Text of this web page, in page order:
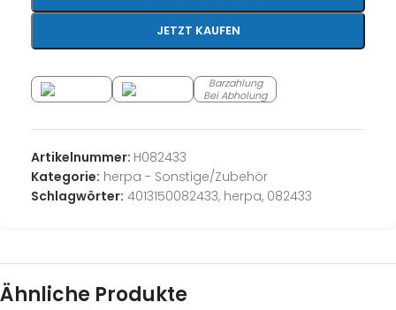
JETZT KAUFEN
Barzahlung
Bei Abholung
Artikelnummer: H082433
Kategorie: herpa - Sonstige/Zubehör
Schlagwörter: 4013150082433, herpa, 082433
Ähnliche Produkte